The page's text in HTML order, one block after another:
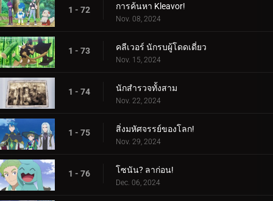
1 - 72 การค้นหา Kleavor!
Nov. 08, 2024
1 - 73 คลีเวอร์ นักรบผู้โดดเดี่ยว
Nov. 15, 2024
1 - 74 นักสำรวจทั้งสาม
Nov. 22, 2024
1 - 75 สิ่งมหัศจรรย์ของโลก!
Nov. 29, 2024
1 - 76 โซนัน? ลาก่อน!
Dec. 06, 2024